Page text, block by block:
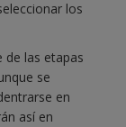
los
de las etapas
se
en
así en